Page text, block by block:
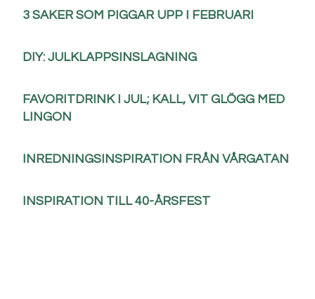
3 SAKER SOM PIGGAR UPP I FEBRUARI
DIY: JULKLAPPSINSLAGNING
FAVORITDRINK I JUL; KALL, VIT GLÖGG MED
LINGON
INREDNINGSINSPIRATION FRÅN VÅRGATAN
INSPIRATION TILL 40-ÅRSFEST